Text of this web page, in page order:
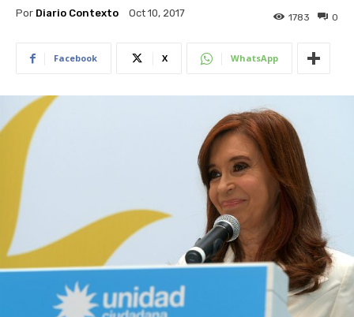
Por Diario Contexto Oct 10, 2017 0
1783
Facebook X WhatsApp